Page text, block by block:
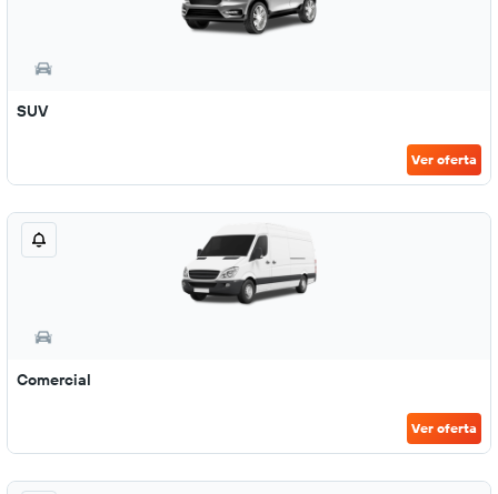
SUV
Ver oferta
Comercial
Ver oferta